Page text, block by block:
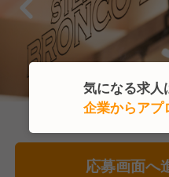
応募画面へ
気になる求人
企業からアプ